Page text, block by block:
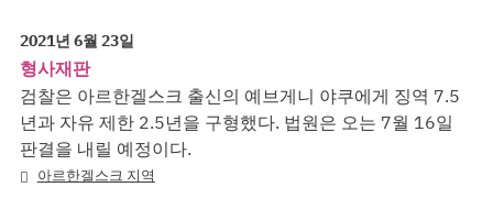
2021년 6월 23일
형사재판
검찰은 아르한겔스크 출신의 예브게니 야쿠에게 징역 7.5
년과 자유 제한 2.5년을 구형했다. 법원은 오는 7월 16일
판결을 내릴 예정이다.
아르한겔스크 지역